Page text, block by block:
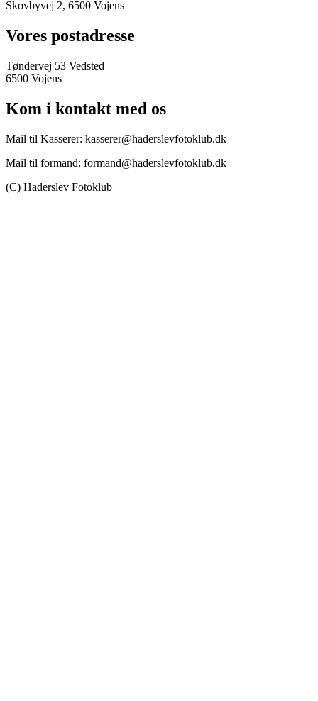
Skovbyvej 2, 6500 Vojens
Vores postadresse
Tøndervej 53 Vedsted
6500 Vojens
Kom i kontakt med os
Mail til Kasserer: kasserer@haderslevfotoklub.dk
Mail til formand: formand@haderslevfotoklub.dk
(C) Haderslev Fotoklub